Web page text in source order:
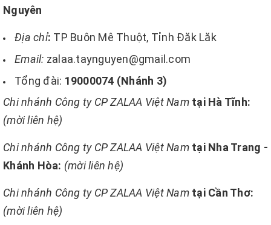
Nguyên
Địa chỉ: TP Buôn Mê Thuột, Tỉnh Đăk Lăk
Email: zalaa.taynguyen@gmail.com
Tổng đài: 19000074 (Nhánh 3)
Chi nhánh Công ty CP ZALAA Việt Namtại Hà Tĩnh:
(mời liên hệ)
Chi nhánh Công ty CP ZALAA Việt Namtại Nha Trang -
Khánh Hòa: (mời liên hệ)
Chi nhánh Công ty CP ZALAA Việt Namtại Cần Thơ:
(mời liên hệ)